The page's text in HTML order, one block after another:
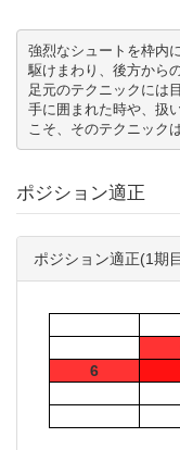
強烈なシュートを枠内
駆けまわり、後方から
足元のテクニックには
手に囲まれた時や、扱
こそ、そのテクニック
ポジション適正
ポジション適正(1期
6